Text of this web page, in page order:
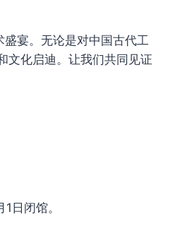
宴。无论是对中国古代工
文化启迪。让我们共同见证
日闭馆。